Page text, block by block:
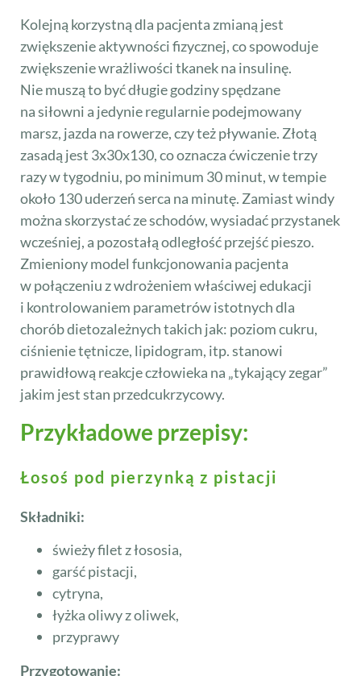
Kolejną korzystną dla pacjenta zmianą jest
zwiększenie aktywności fizycznej, co spowoduje
zwiększenie wrażliwości tkanek na insulinę.
Nie muszą to być długie godziny spędzane
na siłowni a jedynie regularnie podejmowany
marsz, jazda na rowerze, czy też pływanie. Złotą
zasadą jest 3x30x130, co oznacza ćwiczenie trzy
razy w tygodniu, po minimum 30 minut, w tempie
około 130 uderzeń serca na minutę. Zamiast windy
można skorzystać ze schodów, wysiadać przystanek
wcześniej, a pozostałą odległość przejść pieszo.
Zmieniony model funkcjonowania pacjenta
w połączeniu z wdrożeniem właściwej edukacji
i kontrolowaniem parametrów istotnych dla
chorób dietozależnych takich jak: poziom cukru,
ciśnienie tętnicze, lipidogram, itp. stanowi
prawidłową reakcje człowieka na „tykający zegar”
jakim jest stan przedcukrzycowy.
Przykładowe przepisy:
Łosoś pod pierzynką z pistacji
Składniki:
świeży filet z łososia,
garść pistacji,
cytryna,
łyżka oliwy z oliwek,
przyprawy
Przygotowanie: